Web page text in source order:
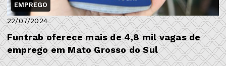
EMPREGO
22/07/2024
Funtrab oferece mais de 4,8 mil vagas de
emprego em Mato Grosso do Sul